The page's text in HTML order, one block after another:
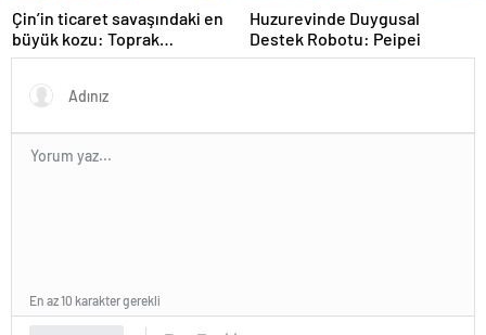
Çin’in ticaret savaşındaki en
büyük kozu: Toprak
elementleri
Huzurevinde Duygusal
Destek Robotu: Peipei
En az 10 karakter gerekli